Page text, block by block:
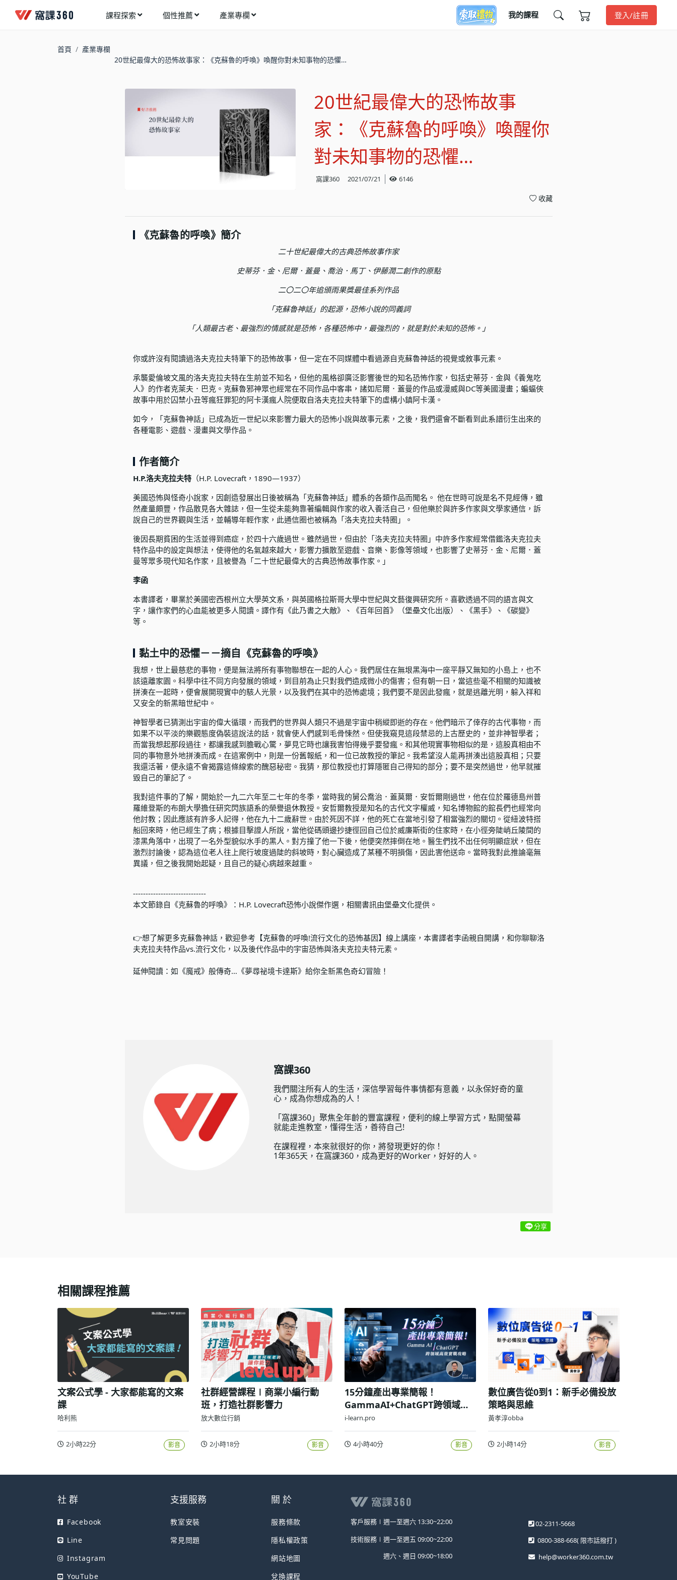
課程探索
手機APP開發
程式與資料庫
語言學習
個性推薦
架構師
溝通者
產業專欄
影像動畫
資訊科技
設計應用
健康生活
理財投資
我的課程 登入/註冊
今天想要學什麼?
首頁
產業專欄
20世紀最偉大的恐怖故事家：《克蘇魯的呼喚》喚醒你對未知事物的恐懼…
20世紀最偉大的恐怖故事
家：《克蘇魯的呼喚》喚醒你
對未知事物的恐懼…
窩課360 2021/07/21 6146
收藏
《克蘇魯的呼喚》簡介
二十世紀最偉大的古典恐怖故事作家
史蒂芬．金、尼爾．蓋曼、喬治．馬丁、伊藤潤二創作的原點
二〇二〇年追頒雨果獎最佳系列作品
「克蘇魯神話」的起源，恐怖小說的同義詞
「人類最古老、最強烈的情感就是恐怖，各種恐怖中，最強烈的，就是對於未知的恐怖。」
你或許沒有閱讀過洛夫克拉夫特筆下的恐怖故事，但一定在不同媒體中看過源自克蘇魯神話的視覺或敘事元素。
承襲愛倫坡文風的洛夫克拉夫特在生前並不知名，但他的風格卻廣泛影響後世的知名恐怖作家，包括史蒂芬．金與《養鬼吃
人》的作者克萊夫．巴克。克蘇魯邪神眾也經常在不同作品中客串，諸如尼爾．蓋曼的作品或漫威與DC等美國漫畫；蝙蝠俠
故事中用於囚禁小丑等瘋狂罪犯的阿卡漢瘋人院便取自洛夫克拉夫特筆下的虛構小鎮阿卡漢。
如今，「克蘇魯神話」已成為近一世紀以來影響力最大的恐怖小說與故事元素，之後，我們還會不斷看到此系譜衍生出來的
各種電影、遊戲、漫畫與文學作品。
作者簡介
H.P.洛夫克拉夫特（H.P. Lovecraft，1890—1937）
美國恐怖與怪奇小說家，因創造發展出日後被稱為「克蘇魯神話」體系的各類作品而聞名。 他在世時可說是名不見經傳，雖
然產量頗豐，作品散見各大雜誌，但一生從未能夠靠著編輯與作家的收入養活自己，但他樂於與許多作家與文學家通信，訴
說自己的世界觀與生活，並輔導年輕作家，此通信圈也被稱為「洛夫克拉夫特圈」。
後因長期貧困的生活並得到癌症，於四十六歲過世。雖然過世，但由於「洛夫克拉夫特圈」中許多作家經常借鑑洛夫克拉夫
特作品中的設定與想法，使得他的名氣越來越大，影響力擴散至遊戲、音樂、影像等領域，也影響了史蒂芬．金、尼爾．蓋
曼等眾多現代知名作家，且被譽為「二十世紀最偉大的古典恐怖故事作家。」
李函
本書譯者，畢業於美國密西根州立大學英文系，與英國格拉斯哥大學中世紀與文藝復興研究所。喜歡透過不同的語言與文
字，讓作家們的心血能被更多人閱讀。譯作有《此乃書之大敵》、《百年回首》（堡壘文化出版）、《黑手》、《碳變》
等。
黏土中的恐懼－－摘自《克蘇魯的呼喚》
我想，世上最慈悲的事物，便是無法將所有事物聯想在一起的人心。我們居住在無垠黑海中一座平靜又無知的小島上，也不
該遠離家園。科學中往不同方向發展的領域，到目前為止只對我們造成微小的傷害；但有朝一日，當這些毫不相關的知識被
拼湊在一起時，便會展開現實中的駭人光景，以及我們在其中的恐怖處境；我們要不是因此發瘋，就是逃離光明，躲入祥和
又安全的新黑暗世紀中。
神智學者已猜測出宇宙的偉大循環，而我們的世界與人類只不過是宇宙中稍縱即逝的存在。他們暗示了倖存的古代事物，而
如果不以平淡的樂觀態度偽裝這說法的話，就會使人們感到毛骨悚然。但使我窺見這段禁忌的上古歷史的，並非神智學者；
而當我想起那段過往，都讓我感到膽戰心驚，夢見它時也讓我害怕得幾乎要發瘋。和其他現實事物相似的是，這股真相由不
同的事物意外地拼湊而成。在這案例中，則是一份舊報紙，和一位已故教授的筆記。我希望沒人能再拼湊出這股真相；只要
我還活著，便永遠不會揭露這條線索的醜惡秘密。我猜，那位教授也打算隱匿自己得知的部分；要不是突然過世，他早就摧
毀自己的筆記了。
我對這件事的了解，開始於一九二六年至二七年的冬季，當時我的舅公喬治．蓋莫爾．安哲爾剛過世，他在位於羅德島州普
羅維登斯的布朗大學擔任研究閃族語系的榮譽退休教授。安哲爾教授是知名的古代文字權威，知名博物館的館長們也經常向
他討教；因此應該有許多人記得，他在九十二歲辭世。由於死因不詳，他的死亡在當地引發了相當強烈的關切。從紐波特搭
船回來時，他已經生了病；根據目擊證人所說，當他從碼頭邊抄捷徑回自己位於威廉斯街的住家時，在小徑旁陡峭丘陵間的
漆黑角落中，出現了一名外型貌似水手的黑人。對方撞了他一下後，他便突然摔倒在地。醫生們找不出任何明顯症狀，但在
激烈討論後，認為這位老人往上爬行坡度過陡的斜坡時，對心臟造成了某種不明損傷，因此害他送命。當時我對此推論毫無
異議，但之後我開始起疑，且自己的疑心病越來越重。
​-----------------------------
本文節錄自 《克蘇魯的呼喚》：H.P. Lovecraft恐怖小說傑作選，相關書訊由堡壘文化提供。
👉想了解更多克蘇魯神話，歡迎參考 【克蘇魯的呼喚!流行文化的恐怖基因】 線上講座，本書譯者李函親自開講，和你聊聊洛
夫克拉夫特作品vs.流行文化，以及後代作品中的宇宙恐怖與洛夫克拉夫特元素。
延伸閱讀： 如《魔戒》般傳奇…《夢尋祕境卡達斯》給你全新黑色奇幻冒險！
窩課360
我們關注所有人的生活，深信學習每件事情都有意義，以永保好奇的童
心，成為你想成為的人！
「窩課360」聚焦全年齡的豐富課程，便利的線上學習方式，點開螢幕
就能走進教室，懂得生活，善待自己!
在課程裡，本來就很好的你，將發現更好的你！
1年365天，在窩課360，成為更好的Worker，好好的人。
分享
相關課程推薦
文案公式學 - 大家都能寫的文案
課
哈利熊
2小時22分 影音
社群經營課程∣商業小編行動
班，打造社群影響力
放大數位行銷
2小時18分 影音
15分鐘產出專業簡報！
GammaAI+ChatGPT跨領域高
效實戰攻略
i-learn.pro
4小時40分 影音
數位廣告從0到1：新手必備投放
策略與思維
黃孝淳obba
2小時14分 影音
社 群
Facebook
Line
Instagram
YouTube
支援服務
教室安裝
常見問題
關 於
服務條款
隱私權政策
網站地圖
兌換課程
客戶服務∣ 週一至週六 13:30~22:00
技術服務∣ 週一至週五 09:00~22:00
週六、週日 09:00~18:00
02-2311-5668
0800-388-668( 限市話撥打 )
help@worker360.com.tw